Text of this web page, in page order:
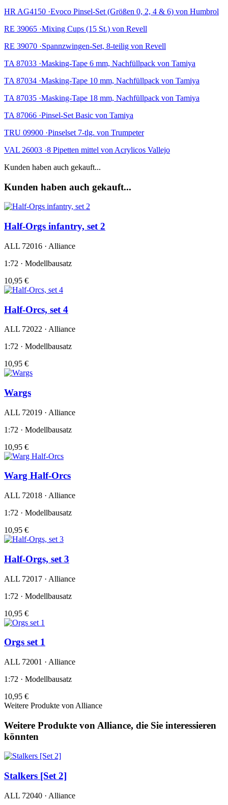
HR AG4150 ·Evoco Pinsel-Set (Größen 0, 2, 4 & 6) von Humbrol
RE 39065 ·Mixing Cups (15 St.) von Revell
RE 39070 ·Spannzwingen-Set, 8-teilig von Revell
TA 87033 ·Masking-Tape 6 mm, Nachfüllpack von Tamiya
TA 87034 ·Masking-Tape 10 mm, Nachfüllpack von Tamiya
TA 87035 ·Masking-Tape 18 mm, Nachfüllpack von Tamiya
TA 87066 ·Pinsel-Set Basic von Tamiya
TRU 09900 ·Pinselset 7-tlg. von Trumpeter
VAL 26003 ·8 Pipetten mittel von Acrylicos Vallejo
Kunden haben auch gekauft...
Kunden haben auch gekauft...
Half-Orgs infantry, set 2
ALL 72016 · Alliance
1:72 · Modellbausatz
10,95 €
Half-Orcs, set 4
ALL 72022 · Alliance
1:72 · Modellbausatz
10,95 €
Wargs
ALL 72019 · Alliance
1:72 · Modellbausatz
10,95 €
Warg Half-Orcs
ALL 72018 · Alliance
1:72 · Modellbausatz
10,95 €
Half-Orgs, set 3
ALL 72017 · Alliance
1:72 · Modellbausatz
10,95 €
Orgs set 1
ALL 72001 · Alliance
1:72 · Modellbausatz
10,95 €
Weitere Produkte von Alliance
Weitere Produkte von Alliance, die Sie interessieren
könnten
Stalkers [Set 2]
ALL 72040 · Alliance